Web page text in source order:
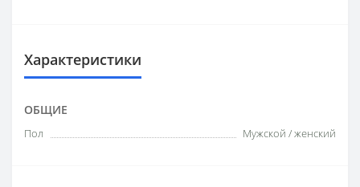
Характеристики
ОБЩИЕ
Пол Мужской / женский